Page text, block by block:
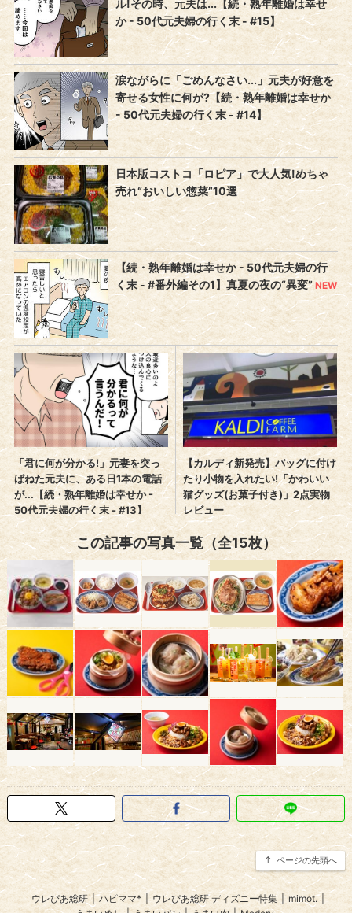
この記事の写真一覧（全15枚）
ページの先頭へ
ウレぴあ総研 | ハピママ* ウレぴあ総研 ディズニー特集 mimot.